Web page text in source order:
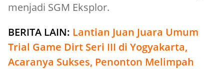
menjadi SGM Eksplor.
BERITA LAIN: Lantian Juan Juara Umum
Trial Game Dirt Seri III di Yogyakarta,
Acaranya Sukses, Penonton Melimpah